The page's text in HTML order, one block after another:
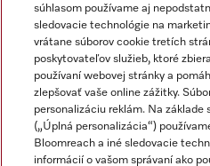
Miele na Instagrame
Miele na YouTube
súhlasom používame aj
sledovacie technológie na
vrátane súborov cookie tretích
poskytovateľov služieb, ktoré
používaní webovej stránky a
zlepšovať vaše online zážitky.
personalizáciu reklám. Na základe
(„Úplná personalizácia“)
Bloomreach a iné sledovacie
informácií o vašom správaní ako